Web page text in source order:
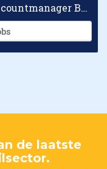
Checkpoint Systems Key Accountmanager Benelux
de laatste